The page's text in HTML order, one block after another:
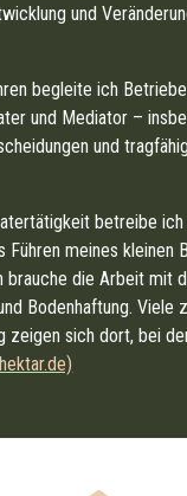
und
begleite ich
und Mediator –
und
betreibe
Führen meines kleinen
brauche die Arbeit mit
Bodenhaftung. Viele
zeigen sich dort, bei